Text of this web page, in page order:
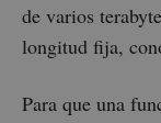
de varios
longitud fija,
Para que una